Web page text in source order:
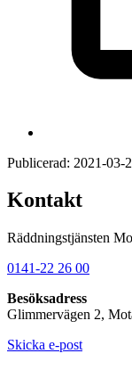
Publicerad: 2021-03-
Kontakt
Räddningstjänsten
0141-22 26 00
Besöksadress
Glimmervägen 2,
Skicka e-post